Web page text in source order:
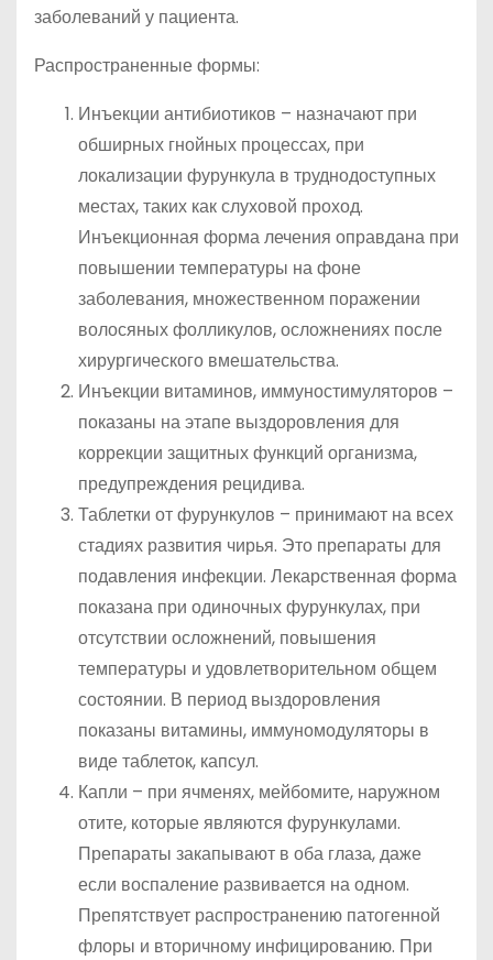
заболеваний у пациента.
Распространенные формы:
Инъекции антибиотиков – назначают при
обширных гнойных процессах, при
локализации фурункула в труднодоступных
местах, таких как слуховой проход.
Инъекционная форма лечения оправдана при
повышении температуры на фоне
заболевания, множественном поражении
волосяных фолликулов, осложнениях после
хирургического вмешательства.
Инъекции витаминов, иммуностимуляторов –
показаны на этапе выздоровления для
коррекции защитных функций организма,
предупреждения рецидива.
Таблетки от фурункулов – принимают на всех
стадиях развития чирья. Это препараты для
подавления инфекции. Лекарственная форма
показана при одиночных фурункулах, при
отсутствии осложнений, повышения
температуры и удовлетворительном общем
состоянии. В период выздоровления
показаны витамины, иммуномодуляторы в
виде таблеток, капсул.
Капли – при ячменях, мейбомите, наружном
отите, которые являются фурункулами.
Препараты закапывают в оба глаза, даже
если воспаление развивается на одном.
Препятствует распространению патогенной
флоры и вторичному инфицированию. При